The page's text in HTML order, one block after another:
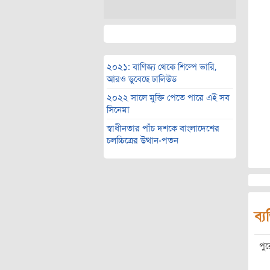
২০২১: বাণিজ্য থেকে শিল্পে ভারি,
আরও ডুবেছে ঢালিউড
২০২২ সালে মুক্তি পেতে পারে এই সব
সিনেমা
স্বাধীনতার পাঁচ দশকে বাংলাদেশের
চলচ্চিত্রের উত্থান-পতন